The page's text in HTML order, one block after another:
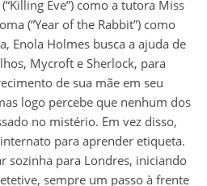
Eve”) como a tutora Miss
(“Year of the Rabbit”) como
Enola Holmes busca a ajuda de
Mycroft e Sherlock, para
de sua mãe em seu
logo percebe que nenhum dos
no mistério. Em vez disso,
para aprender etiqueta.
sozinha para Londres, iniciando
sempre um passo à frente